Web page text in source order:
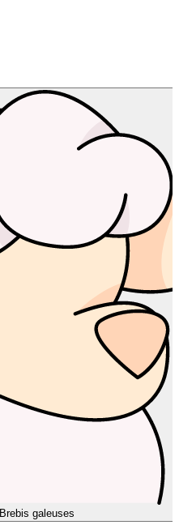
Brebis galeuses